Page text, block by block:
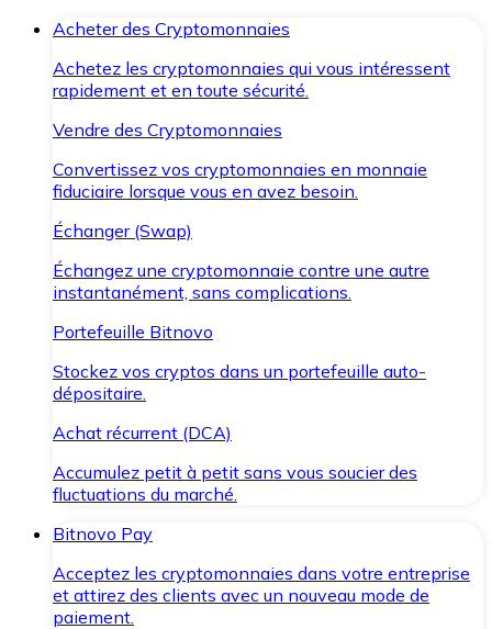
Acheter des Cryptomonnaies
Achetez les cryptomonnaies qui vous intéressent
rapidement et en toute sécurité.
Vendre des Cryptomonnaies
Convertissez vos cryptomonnaies en monnaie
fiduciaire lorsque vous en avez besoin.
Échanger (Swap)
Échangez une cryptomonnaie contre une autre
instantanément, sans complications.
Portefeuille Bitnovo
Stockez vos cryptos dans un portefeuille auto-
dépositaire.
Achat récurrent (DCA)
Accumulez petit à petit sans vous soucier des
fluctuations du marché.
Bitnovo Pay
Acceptez les cryptomonnaies dans votre entreprise
et attirez des clients avec un nouveau mode de
paiement.